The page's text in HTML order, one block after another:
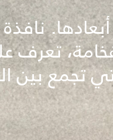
تعرف
تجمع بين